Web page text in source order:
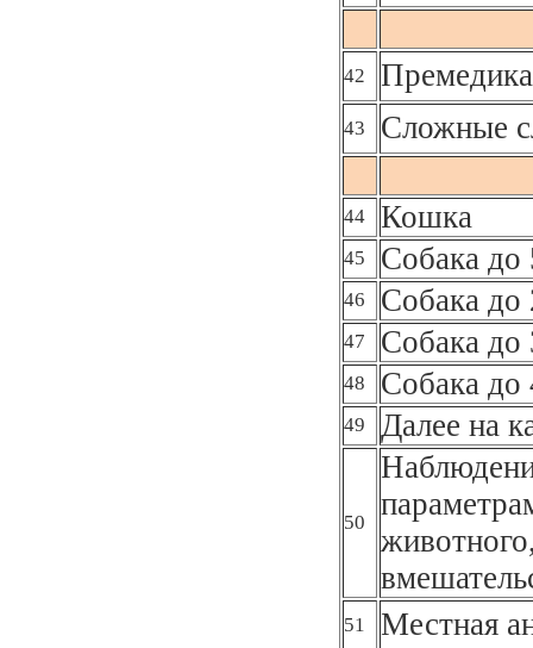
42
43 Сложные
44 Кошка
45 Собака до
46 Собака до
47 Собака до
48 Собака до
49 Далее на
50
51 Местная